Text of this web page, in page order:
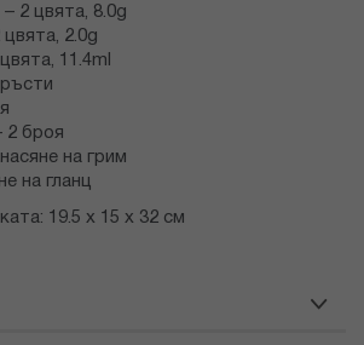
2 цвята, 8.0g
2.0g
11.4ml
2 броя
на грим
на гланц
19.5 х 15 х 32 см